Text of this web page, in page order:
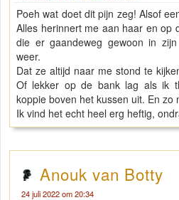
Poeh wat doet dit pijn zeg! Alsof
Alles herinnert me aan haar en op
die er gaandeweg gewoon in
weer.
Dat ze altijd naar me stond te
Of lekker op de bank lag als ik
koppie boven het kussen uit. En zo
Ik vind het echt heel erg heftig,
Anouk van Botty
24 juli 2022 om 20:34